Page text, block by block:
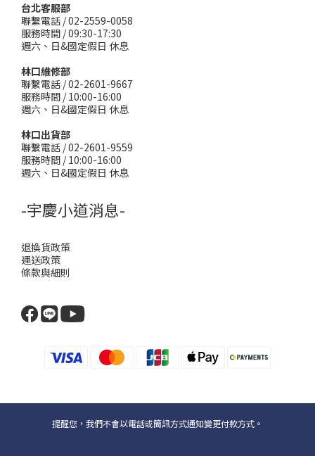
台北客服部
聯繫電話 / 02-2559-0058
服務時間 / 09:30-17:30
週六、日&國定假日 休息
林口維修部
聯繫電話 / 02-2601-9667
服務時間 / 10:00-16:00
週六、日&國定假日 休息
林口出貨部
聯繫電話 / 02-2601-9559
服務時間 / 10:00-16:00
週六、日&國定假日 休息
-宇慶小道消息-
退換貨政策
運送政策
條款與細則
提醒您，我們不會以電話或簡訊方式通知變更付款方式。